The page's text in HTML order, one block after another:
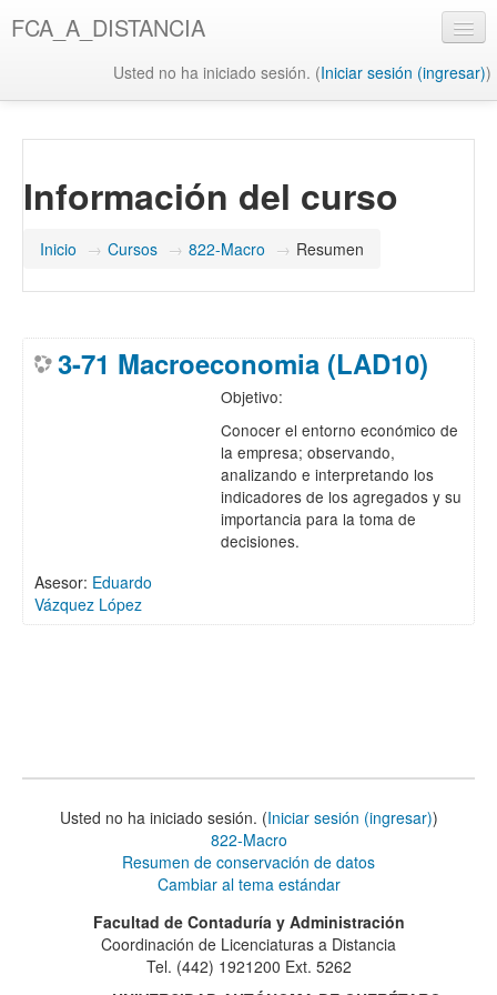
al
FCA_A_DISTANCIA
Usted no ha iniciado sesión. (Iniciar sesión (ingresar))
Biblioteca UAQ
FCA
Misión y Visión FCA
Biblioteca FCA
Información del curso
Inicio → Cursos → 822-Macro → Resumen
3-71 Macroeconomia (LAD10)
Objetivo:
Conocer el entorno económico de
la empresa; observando,
analizando e interpretando los
indicadores de los agregados y su
importancia para la toma de
decisiones.
Asesor: Eduardo
Vázquez López
Usted no ha iniciado sesión. (Iniciar sesión (ingresar))
822-Macro
Resumen de conservación de datos
Cambiar al tema estándar
Facultad de Contaduría y Administración
Coordinación de Licenciaturas a Distancia
Tel. (442) 1921200 Ext. 5262